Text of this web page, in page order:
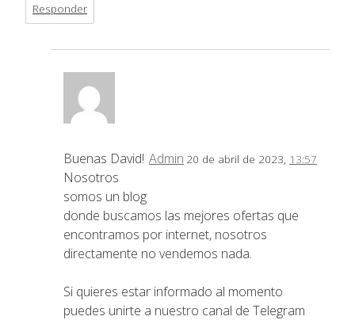
Responder
Admin 20 de abril de 2023, 13:57
Buenas David!
Nosotros
somos un blog
donde buscamos las mejores ofertas que
encontramos por internet, nosotros
directamente no vendemos nada.
Si quieres estar informado al momento
puedes unirte a nuestro canal de Telegram